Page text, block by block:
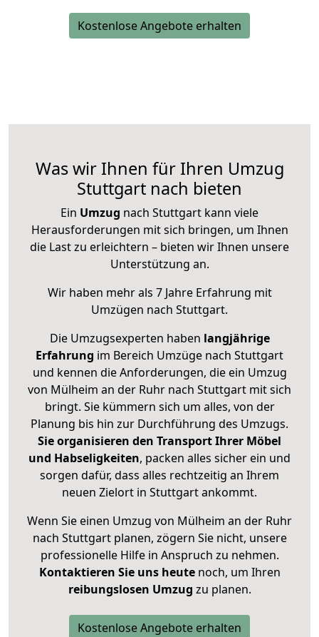
Kostenlose Angebote erhalten
Was wir Ihnen für Ihren Umzug
Stuttgart nach bieten
Ein Umzug nach Stuttgart kann viele
Herausforderungen mit sich bringen, um Ihnen
die Last zu erleichtern – bieten wir Ihnen unsere
Unterstützung an.
Wir haben mehr als 7 Jahre Erfahrung mit
Umzügen nach Stuttgart.
Die Umzugsexperten haben langjährige
Erfahrung im Bereich Umzüge nach Stuttgart
und kennen die Anforderungen, die ein Umzug
von Mülheim an der Ruhr nach Stuttgart mit sich
bringt. Sie kümmern sich um alles, von der
Planung bis hin zur Durchführung des Umzugs.
Sie organisieren den Transport Ihrer Möbel
und Habseligkeiten, packen alles sicher ein und
sorgen dafür, dass alles rechtzeitig an Ihrem
neuen Zielort in Stuttgart ankommt.
Wenn Sie einen Umzug von Mülheim an der Ruhr
nach Stuttgart planen, zögern Sie nicht, unsere
professionelle Hilfe in Anspruch zu nehmen.
Kontaktieren Sie uns heutenoch, um Ihren
reibungslosen Umzug zu planen.
Kostenlose Angebote erhalten